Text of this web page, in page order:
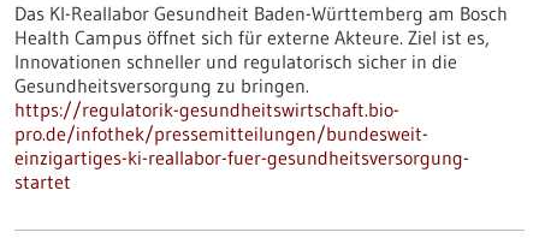
Das KI-Reallabor Gesundheit Baden-Württemberg am Bosch
Health Campus öffnet sich für externe Akteure. Ziel ist es,
Innovationen schneller und regulatorisch sicher in die
Gesundheitsversorgung zu bringen.
https://regulatorik-gesundheitswirtschaft.bio-
pro.de/infothek/pressemitteilungen/bundesweit-
einzigartiges-ki-reallabor-fuer-gesundheitsversorgung-
startet